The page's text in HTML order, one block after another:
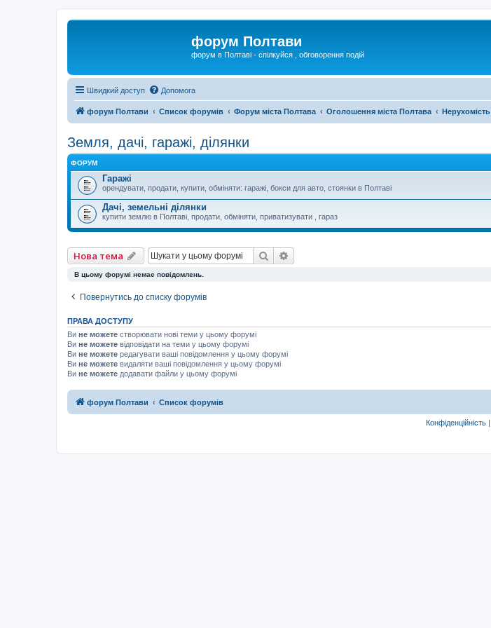
форум Полтави
форум в Полтаві - спілкуйся , обговорення подій
Швидкий доступ Допомога
форум Полтави Список форумів Форум міста Полтава Оголошення міста Полтава Нерухомість
Земля, дачі, гаражі, ділянки
ФОРУМ
Гаражі
орендувати, продати, купити, обміняти: гаражі, бокси для авто, стоянки в Полтаві
Дачі, земельні ділянки
купити землю в Полтаві, продати, обміняти, приватизувати , гараз
Нова тема Пошук
В цьому форумі немає повідомлень.
Повернутись до списку форумів
ПРАВА ДОСТУПУ
Ви не можете створювати нові теми у цьому форумі
Ви не можете відповідати на теми у цьому форумі
Ви не можете редагувати ваші повідомлення у цьому форумі
Ви не можете видаляти ваші повідомлення у цьому форумі
Ви не можете додавати файли у цьому форумі
форум Полтави Список форумів
Конфіденційність |